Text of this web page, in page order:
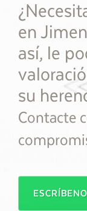
en
así, le
su
Contacte